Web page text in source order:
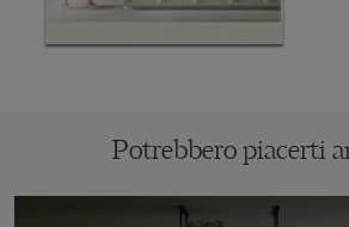
Potrebbero piacerti